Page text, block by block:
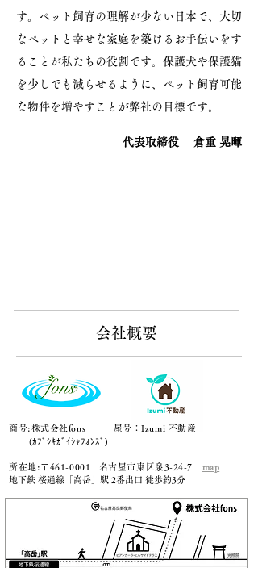
す。ペット飼育の理解が少ない 日本で、 大切
なペットと幸せな家庭を築けるお手伝いをす
ることが私たちの役割です。保護犬や保護猫
を少しでも減らせるように、ペット飼育可能
な物件を増やすことが弊社の目標です。
代表取締役 倉重 晃暉
会社概要
商号:株式会社fons 屋号：Izumi 不動産
(ｶﾌﾞｼｷｶﾞｲｼｬﾌｫﾝｽﾞ)
所在地:〒461-0001 名古屋市東区泉3-24-7 map
地下鉄 桜通線「高岳」駅 2番出口 徒歩約3分